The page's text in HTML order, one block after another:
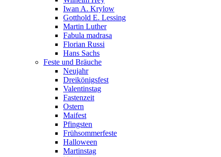
Iwan A. Krylow
Gotthold E. Lessing
Martin Luther
Fabula madrasa
Florian Russi
Hans Sachs
Feste und Bräuche
Neujahr
Dreikönigsfest
Valentinstag
Fastenzeit
Ostern
Maifest
Pfingsten
Frühsommerfeste
Halloween
Martinstag